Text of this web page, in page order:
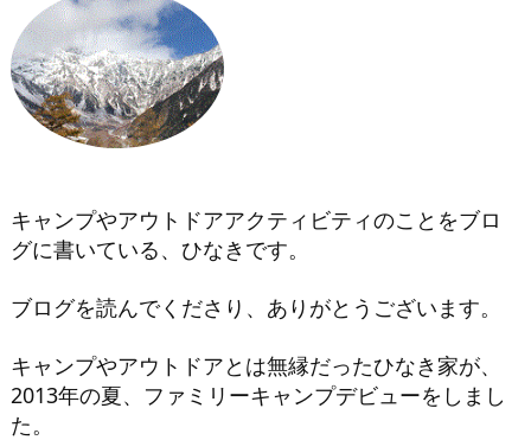
キャンプやアウトドアアクティビティのことをブロ
グに書いている、ひなきです。
ブログを読んでくださり、ありがとうございます。
キャンプやアウトドアとは無縁だったひなき家が、
2013年の夏、ファミリーキャンプデビューをしまし
た。